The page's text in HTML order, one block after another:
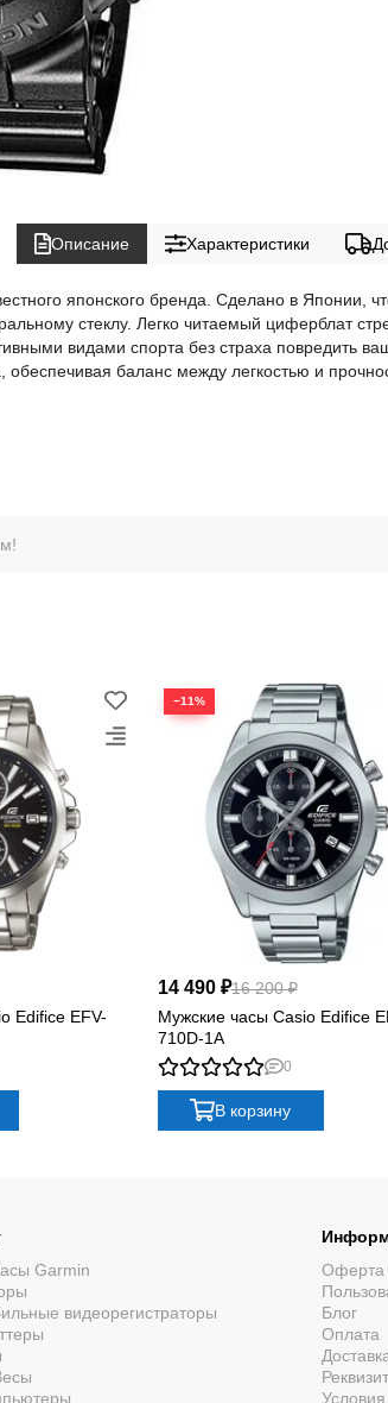
Описание Характеристики
японского бренда. Сделано в Японии,
стеклу. Легко читаемый циферблат
видами спорта без страха повредить
баланс между легкостью и
Edifice EFV-
−11%
14 490 ₽16 200 ₽
Мужские часы Casio Edifice
710D-1A
0
В корзину
Garmin
видеорегистраторы
Оферта
Блог
Оплата